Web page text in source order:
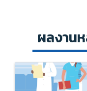
ผลงาน